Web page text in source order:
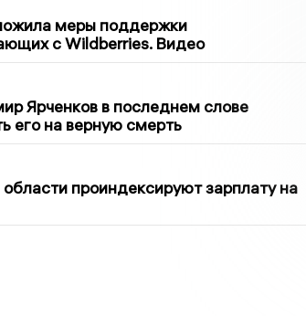
меры поддержки
с Wildberries. Видео
Ярченков в последнем слове
его на верную смерть
проиндексируют зарплату на